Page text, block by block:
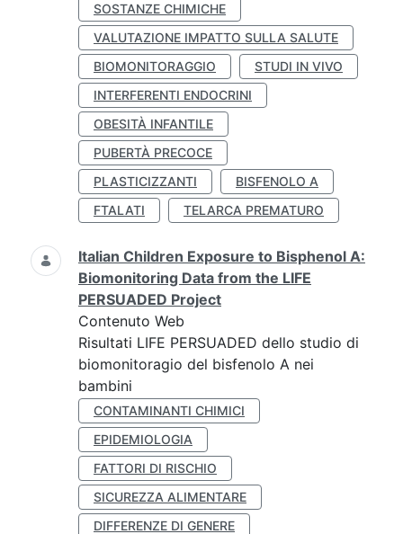
SOSTANZE CHIMICHE
VALUTAZIONE IMPATTO SULLA SALUTE
BIOMONITORAGGIO
STUDI IN VIVO
INTERFERENTI ENDOCRINI
OBESITÀ INFANTILE
PUBERTÀ PRECOCE
PLASTICIZZANTI
BISFENOLO A
FTALATI
TELARCA PREMATURO
Italian Children Exposure to Bisphenol A:
Biomonitoring Data from the LIFE
PERSUADED Project
Contenuto Web
Risultati LIFE PERSUADED dello studio di
biomonitoragio del bisfenolo A nei
bambini
CONTAMINANTI CHIMICI
EPIDEMIOLOGIA
FATTORI DI RISCHIO
SICUREZZA ALIMENTARE
DIFFERENZE DI GENERE